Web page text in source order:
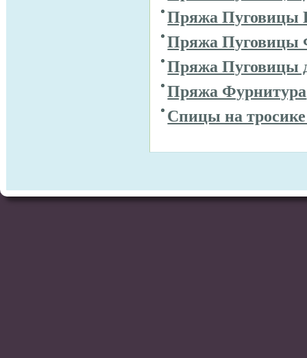
Пряжа Пуговицы
Пряжа Пуговицы
Пряжа Пуговицы
Пряжа Фурнитура
Спицы на